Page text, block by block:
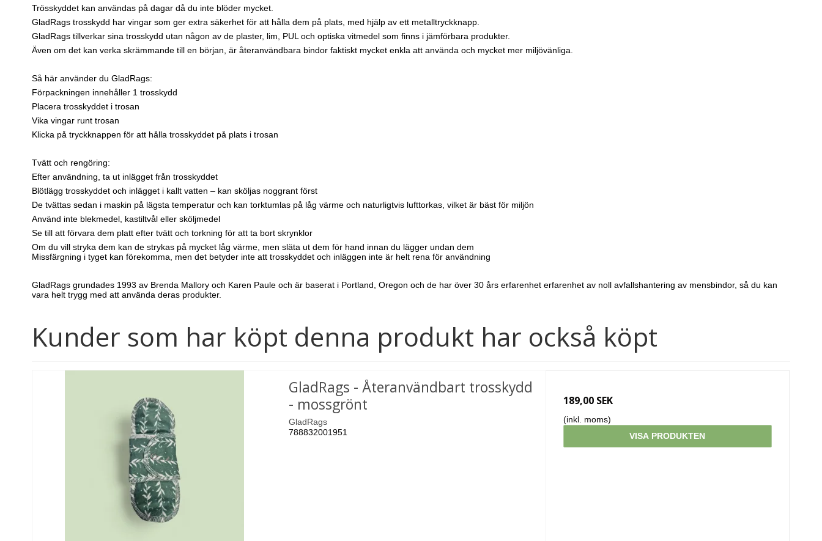
Trösskyddet kan användas på dagar då du inte blöder mycket.
GladRags trosskydd har vingar som ger extra säkerhet för att hålla dem på plats, med hjälp av ett metalltryckknapp.
GladRags tillverkar sina trosskydd utan någon av de plaster, lim, PUL och optiska vitmedel som finns i jämförbara produkter.
Även om det kan verka skrämmande till en början, är återanvändbara bindor faktiskt mycket enkla att använda och mycket mer miljövänliga.
Så här använder du GladRags:
Förpackningen innehåller 1 trosskydd
Placera trosskyddet i trosan
Vika vingar runt trosan
Klicka på tryckknappen för att hålla trosskyddet på plats i trosan
Tvätt och rengöring:
Efter användning, ta ut inlägget från trosskyddet
Blötlägg trosskyddet och inlägget i kallt vatten – kan sköljas noggrant först
De tvättas sedan i maskin på lägsta temperatur och kan torktumlas på låg värme och naturligtvis lufttorkas, vilket är bäst för miljön
Använd inte blekmedel, kastiltvål eller sköljmedel
Se till att förvara dem platt efter tvätt och torkning för att ta bort skrynklor
Om du vill stryka dem kan de strykas på mycket låg värme, men släta ut dem för hand innan du lägger undan dem
Missfärgning i tyget kan förekomma, men det betyder inte att trosskyddet och inläggen inte är helt rena för användning
GladRags grundades 1993 av Brenda Mallory och Karen Paule och är baserat i Portland, Oregon och de har över 30 års erfarenhet erfarenhet av noll avfallshantering av mensbindor, så du kan
vara helt trygg med att använda deras produkter.
Kunder som har köpt denna produkt har också köpt
GladRags - Återanvändbart trosskydd
- mossgrönt
GladRags
788832001951
189,00 SEK
(inkl. moms)
VISA PRODUKTEN